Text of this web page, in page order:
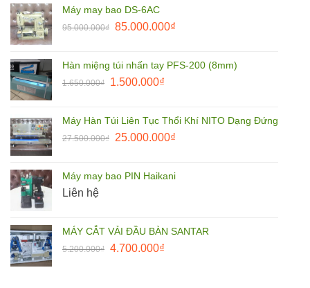
110.000.000₫.
Máy may bao DS-6AC
95.000.000₫ Giá
95.000.000₫.
85.000.000₫Giá
là:
Hàn miệng túi nhấn tay PFS-200 (8mm)
1.650.000₫
Giá
1.650.000₫.
1.500.000₫Giá
là:
1.500.000₫.
Máy Hàn Túi Liên Tục Thổi Khí NITO Dạng Đứng
27.500.000₫
Giá
27.500.000₫.
25.000.000₫Giá
là:
Máy may bao PIN Haikani
Liên hệ
MÁY CẮT VẢI ĐẦU BÀN SANTAR
5.200.000₫ Giá
4.700.000₫Giá